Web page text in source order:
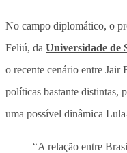
No campo diplomático, o
Feliú, da Universidade de
o recente cenário entre Jair
políticas bastante distintas,
uma possível dinâmica
“A relação entre